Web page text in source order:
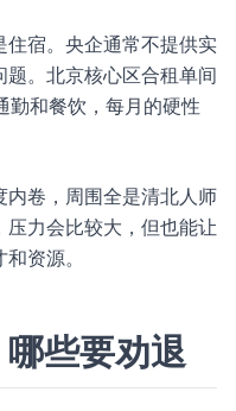
宿。央企通常不提供实
。北京核心区合租单间
和餐饮，每月的硬性
内卷，周围全是清北人师
力会比较大，但也能让
资源。
些要劝退